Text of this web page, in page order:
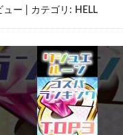
ュー カテゴリ: HELL